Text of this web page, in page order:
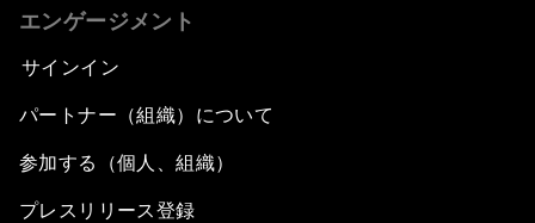
エンゲージメント
サインイン
パートナー（組織）について
参加する（個人、組織）
プレスリリース登録